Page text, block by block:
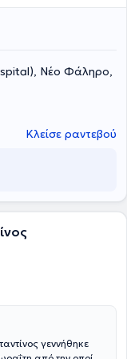
Νέο Φάληρο,
Κλείσε ραντεβού
γεννήθηκε